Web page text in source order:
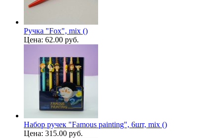
Ручка "Fox", mix ()
Цена: 62.00 руб.
Набор ручек "Famous painting", 6шт, mix ()
Цена: 315.00 руб.